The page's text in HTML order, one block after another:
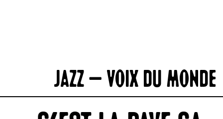
Jazz – Voix du monde